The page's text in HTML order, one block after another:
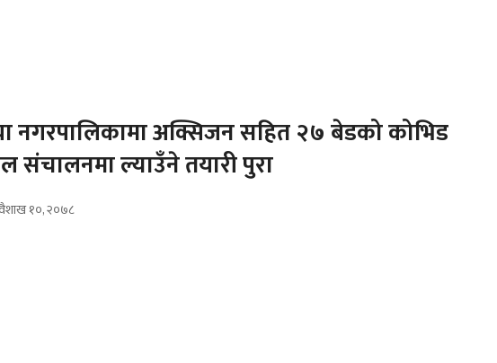
नगरपालिकामा अक्सिजन सहित २७ बेडको कोभिड
संचालनमा ल्याउँने तयारी पुरा
१०, २०७८